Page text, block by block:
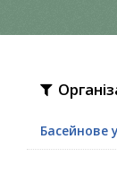
Басейнове